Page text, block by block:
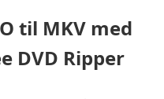
til MKV med
DVD Ripper